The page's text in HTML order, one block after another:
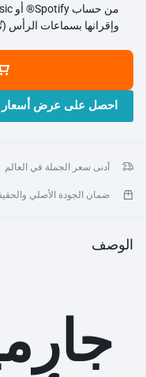
وإقرانها بسماعات الرأس
أداء سهل المتابعة،
في ذلك تدريبات القوة
يتمتعما يصل إلى 8 أيام من عمر البطارية
احصل على عرض أسعار
أدنى سعر الجملة في العالم
ضمان الجودة الأصلي
الوصف